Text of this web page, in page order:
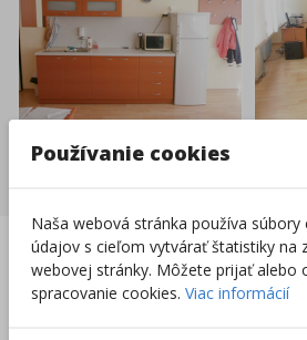
Slovenská firma na
trhu od 1996
od
Používanie cookies
Naša webová stránka používa súbory
údajov s cieľom vytvárať štatistiky na
webovej stránky. Môžete prijať alebo
spracovanie cookies. Viac informácií